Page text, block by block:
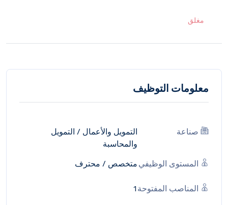
مغلق
معلومات التوظيف
صناعة التمويل والأعمال/التمويل
والمحاسبة
المستوى الوظيفيمتخصص / محترف
المناصب المفتوحة1